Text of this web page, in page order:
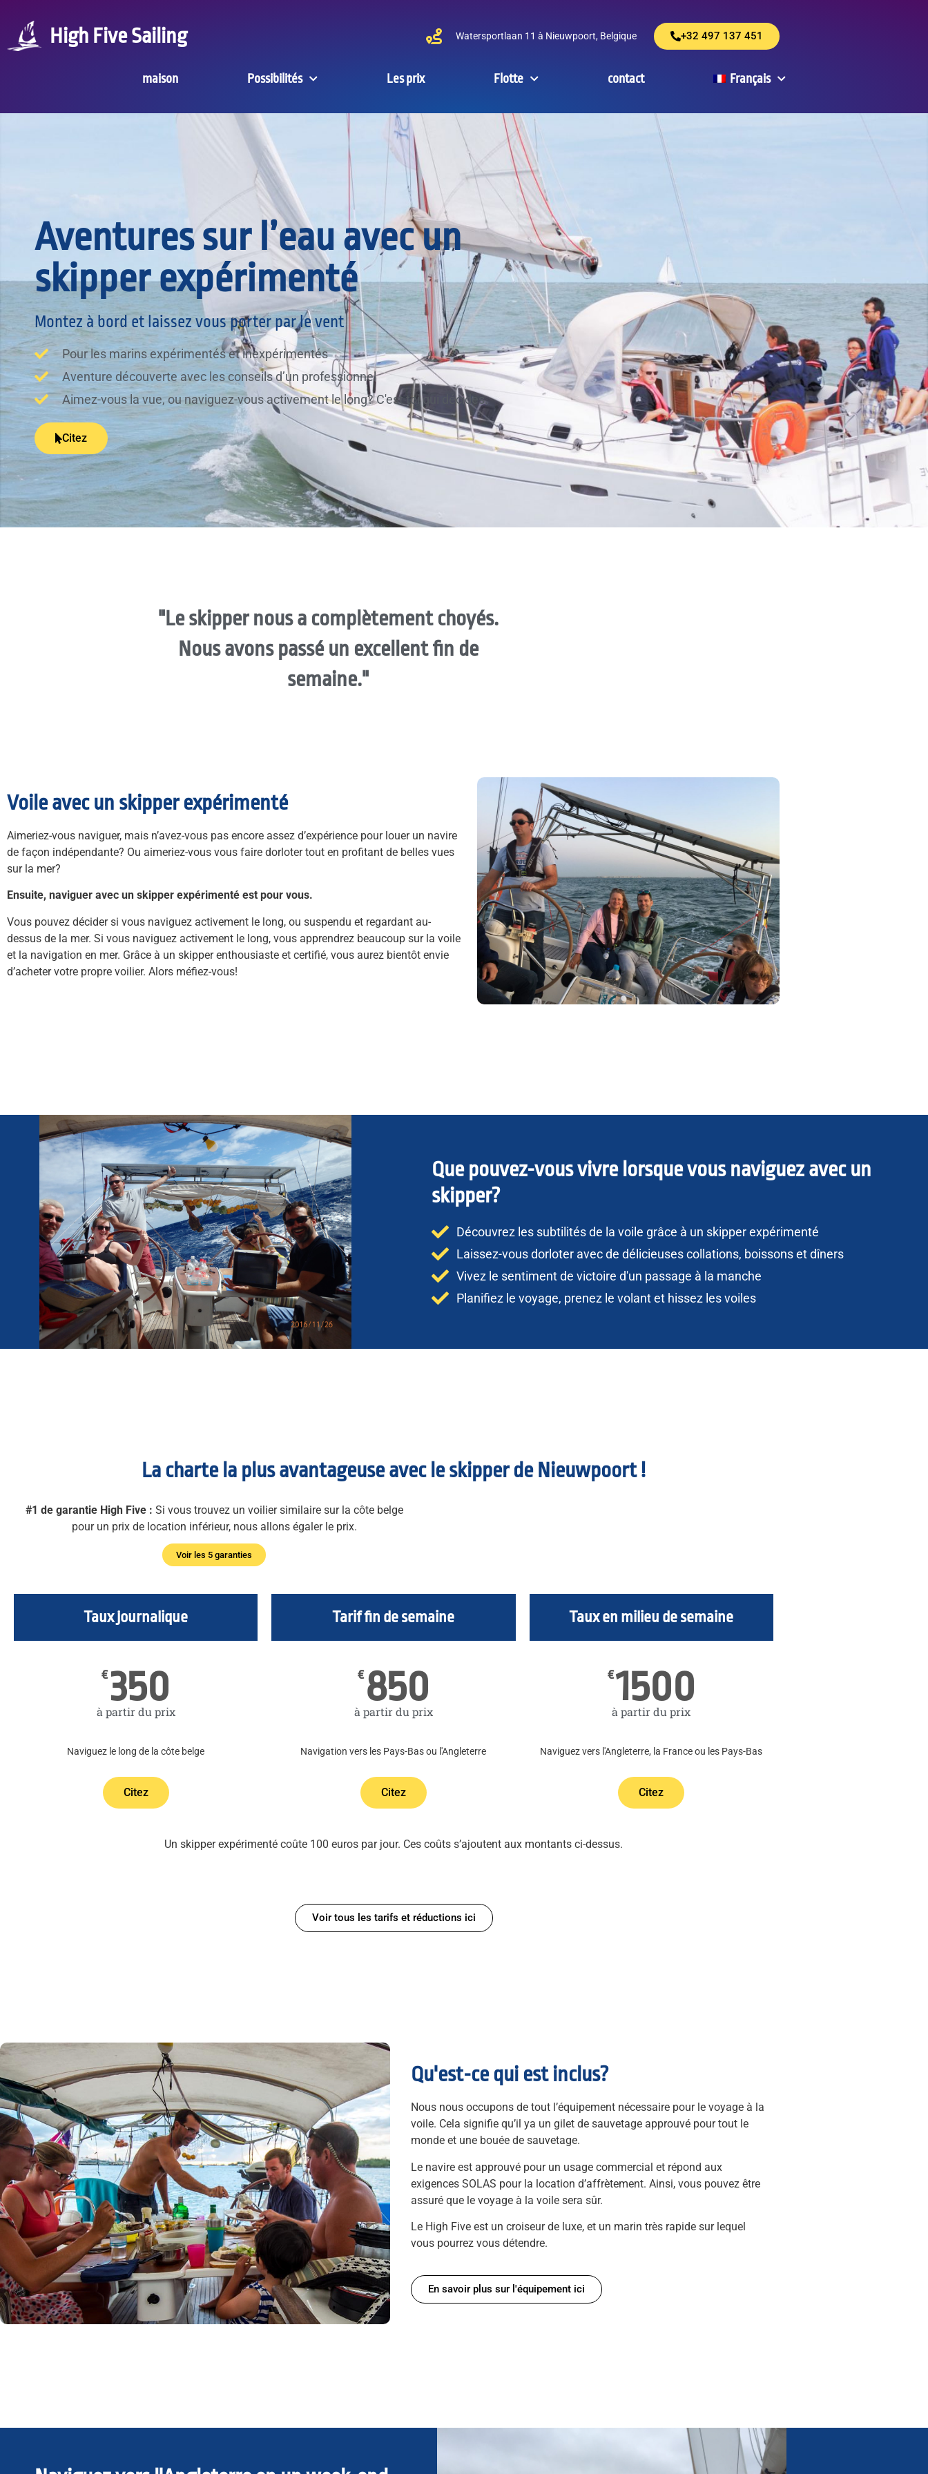
High Five Sailing Watersportlaan 11 à Nieuwpoort, Belgique +32 497 137 451
maison Possibilités Les prix Flotte contact Français
Aventures sur l’eau avec un
skipper expérimenté
Montez à bord et laissez vous porter par le vent
Pour les marins expérimentés et inexpérimentés
Aventure découverte avec les conseils d’un professionnel
Aimez-vous la vue, ou naviguez-vous activement le long? C'est toi qui décides.
Citez
"Le skipper nous a complètement choyés.
Nous avons passé un excellent fin de
semaine."
Voile avec un skipper expérimenté
Aimeriez-vous naviguer, mais n’avez-vous pas encore assez d’expérience pour louer un navire
de façon indépendante? Ou aimeriez-vous vous faire dorloter tout en profitant de belles vues
sur la mer?
Ensuite, naviguer avec un skipper expérimenté est pour vous.
Vous pouvez décider si vous naviguez activement le long, ou suspendu et regardant au-
dessus de la mer. Si vous naviguez activement le long, vous apprendrez beaucoup sur la voile
et la navigation en mer. Grâce à un skipper enthousiaste et certifié, vous aurez bientôt envie
d’acheter votre propre voilier. Alors méfiez-vous!
Que pouvez-vous vivre lorsque vous naviguez avec un
skipper?
Découvrez les subtilités de la voile grâce à un skipper expérimenté
Laissez-vous dorloter avec de délicieuses collations, boissons et dîners
Vivez le sentiment de victoire d'un passage à la manche
Planifiez le voyage, prenez le volant et hissez les voiles
La charte la plus avantageuse avec le skipper de Nieuwpoort !
#1 de garantie High Five : Si vous trouvez un voilier similaire sur la côte belge
pour un prix de location inférieur, nous allons égaler le prix.
Voir les 5 garanties
Taux journalique
€ 350
à partir du prix
Naviguez le long de la côte belge
Citez
Tarif fin de semaine
€ 850
à partir du prix
Navigation vers les Pays-Bas ou l'Angleterre
Citez
Taux en milieu de semaine
€1500
à partir du prix
Naviguez vers l'Angleterre, la France ou les Pays-Bas
Citez
Un skipper expérimenté coûte 100 euros par jour. Ces coûts s’ajoutent aux montants ci-dessus.
Voir tous les tarifs et réductions ici
Qu'est-ce qui est inclus?
Nous nous occupons de tout l’équipement nécessaire pour le voyage à la
voile. Cela signifie qu’il ya un gilet de sauvetage approuvé pour tout le
monde et une bouée de sauvetage.
Le navire est approuvé pour un usage commercial et répond aux
exigences SOLAS pour la location d’affrètement. Ainsi, vous pouvez être
assuré que le voyage à la voile sera sûr.
Le High Five est un croiseur de luxe, et un marin très rapide sur lequel
vous pourrez vous détendre.
En savoir plus sur l'équipement ici